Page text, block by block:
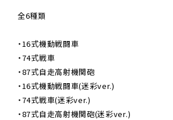
全6種類
・16式機動戦闘車
・74式戦車
・87式自走高射機関砲
・16式機動戦闘車(迷彩ver.)
・74式戦車(迷彩ver.)
・87式自走高射機関砲(迷彩ver.)